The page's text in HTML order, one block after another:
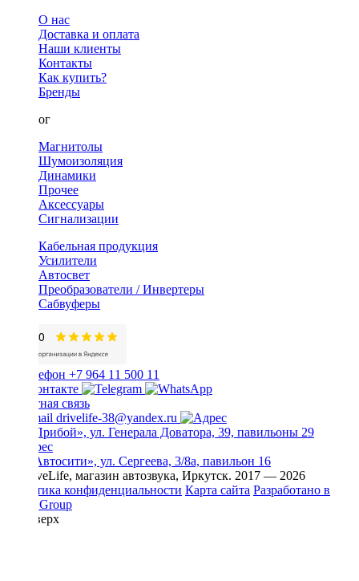
О нас
Доставка и оплата
Наши клиенты
Контакты
Как купить?
Бренды
Каталог
Магнитолы
Шумоизоляция
Динамики
Прочее
Аксессуары
Сигнализации
Кабельная продукция
Усилители
Автосвет
Преобразователи / Инвертеры
Сабвуферы
+7 964 11 500 11
Обратная связь
drivelife-38@yandex.ru
ТЦ «Прибой», ул. Генерала Доватора, 39, павильоны 29
ТЦ «Автосити», ул. Сергеева, 3/8а, павильон 16
© DriveLife, магазин автозвука, Иркутск. 2017 — 2026
Политика конфиденциальности Карта сайта Разработано в
Prime Group